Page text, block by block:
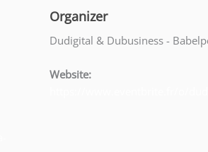
Organizer
Dudigital & Dubusiness -
Website: